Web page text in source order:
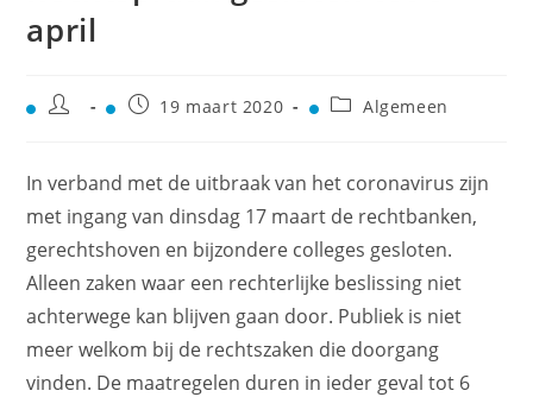
april
19 maart 2020 Algemeen
In verband met de uitbraak van het coronavirus zijn
met ingang van dinsdag 17 maart de rechtbanken,
gerechtshoven en bijzondere colleges gesloten.
Alleen zaken waar een rechterlijke beslissing niet
achterwege kan blijven gaan door. Publiek is niet
meer welkom bij de rechtszaken die doorgang
vinden. De maatregelen duren in ieder geval tot 6